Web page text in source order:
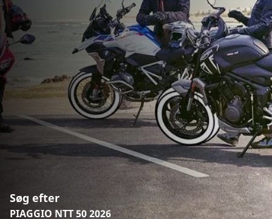
Søg efter
PIAGGIO NTT 50 2026